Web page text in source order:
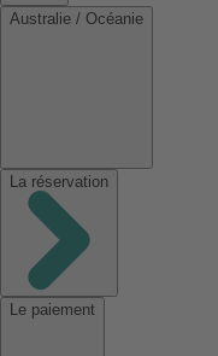
Australie / Océanie
La réservation
Le paiement